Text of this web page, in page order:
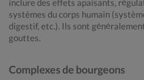
inclure des effets apaisants,
systèmes du corps humain
digestif, etc.). Ils sont
gouttes.
Complexes de bourgeons